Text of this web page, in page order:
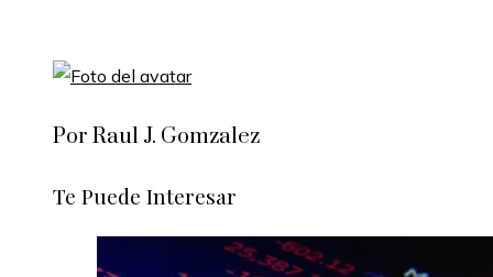
Por Raul J. Gomzalez
Te Puede Interesar